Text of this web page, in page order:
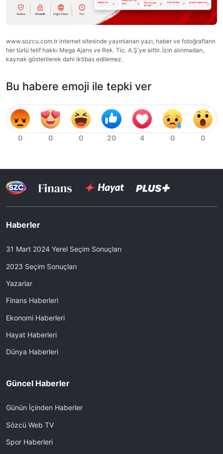
www.sozcu.com.tr internet sitesinde yayınlanan yazı, haber ve fotoğrafların
her türlü telif hakkı Mega Ajans ve Rek. Tic. A.Ş'ye aittir. İzin alınmadan,
kaynak gösterilerek dahi iktibas edilemez.
Bu habere emoji ile tepki ver
Haberler
31 Mart 2024 Yerel Seçim Sonuçları
2023 Seçim Sonuçları
Yazarlar
Finans Haberleri
Ekonomi Haberleri
Hayat Haberleri
Dünya Haberleri
Güncel Haberler
Günün İçinden Haberler
Sözcü Web TV
Spor Haberleri